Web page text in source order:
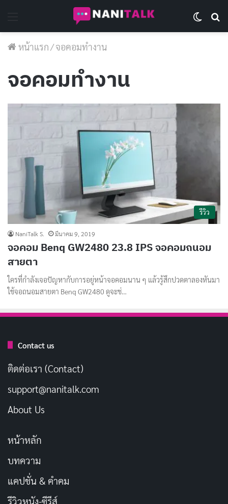
หน้าแรก/จอคอมทำงาน
จอคอมทำงาน
รีวิว
NaniTalk S. มีนาคม 9, 2019
จอคอม Benq GW2480 23.8 IPS จอคอมถนอม
สายตา
ใครที่กำลังเจอปัญหากับการอยู่หน้าจอคอมนาน ๆ แล้วรู้สึกปวดตาลองหันมา
ใช้จอถนอมสายตา Benq GW2480 ดูจะช่…
Contact us
ติดต่อเรา (Contact)
support@nanitalk.com
About Us
หน้าหลัก
บทความ
แคปชั่น & คำคม
รีวิวหนัง-ซีรีส์